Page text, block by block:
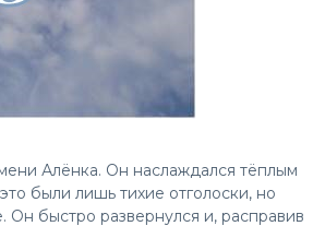
Алёнка. Он наслаждался тёплым
были лишь тихие отголоски, но
Он быстро развернулся и, расправив